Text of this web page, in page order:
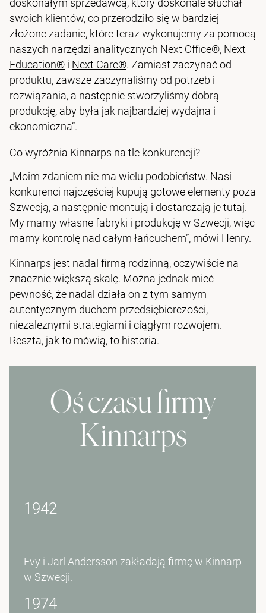
doskonałym sprzedawcą, który doskonale słuchał
swoich klientów, co przerodziło się w bardziej
złożone zadanie, które teraz wykonujemy za pomocą
naszych narzędzi analitycznych Next Office®, Next
Education® i Next Care®. Zamiast zaczynać od
produktu, zawsze zaczynaliśmy od potrzeb i
rozwiązania, a następnie stworzyliśmy dobrą
produkcję, aby była jak najbardziej wydajna i
ekonomiczna”.
Co wyróżnia Kinnarps na tle konkurencji?
„Moim zdaniem nie ma wielu podobieństw. Nasi
konkurenci najczęściej kupują gotowe elementy poza
Szwecją, a następnie montują i dostarczają je tutaj.
My mamy własne fabryki i produkcję w Szwecji, więc
mamy kontrolę nad całym łańcuchem”, mówi Henry.
Kinnarps jest nadal firmą rodzinną, oczywiście na
znacznie większą skalę. Można jednak mieć
pewność, że nadal działa on z tym samym
autentycznym duchem przedsiębiorczości,
niezależnymi strategiami i ciągłym rozwojem.
Reszta, jak to mówią, to historia.
Oś czasu firmy
Kinnarps
1942
Evy i Jarl Andersson zakładają firmę w Kinnarp
w Szwecji.
1974